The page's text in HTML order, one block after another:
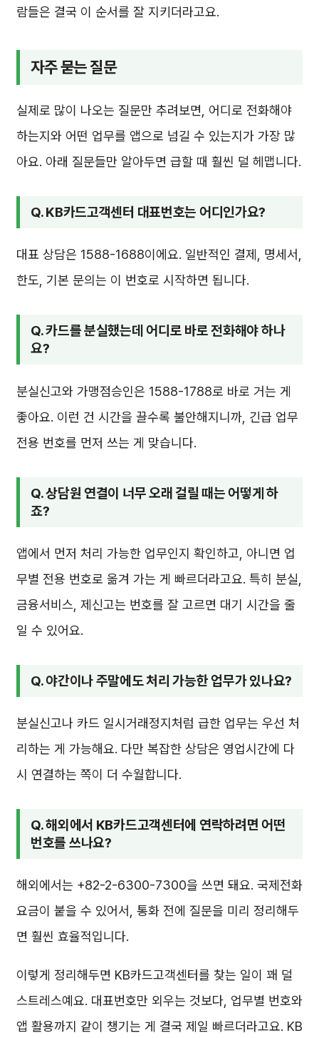
람들은 결국 이 순서를 잘 지키더라고요.
자주 묻는 질문
실제로 많이 나오는 질문만 추려보면, 어디로 전화해야
하는지와 어떤 업무를 앱으로 넘길 수 있는지가 가장 많
아요. 아래 질문들만 알아두면 급할 때 훨씬 덜 헤맵니다.
Q. KB카드고객센터 대표번호는 어디인가요?
대표 상담은 1588-1688이에요. 일반적인 결제, 명세서,
한도, 기본 문의는 이 번호로 시작하면 됩니다.
Q. 카드를 분실했는데 어디로 바로 전화해야 하나
요?
분실신고와 가맹점승인은 1588-1788로 바로 거는 게
좋아요. 이런 건 시간을 끌수록 불안해지니까, 긴급 업무
전용 번호를 먼저 쓰는 게 맞습니다.
Q. 상담원 연결이 너무 오래 걸릴 때는 어떻게 하
죠?
앱에서 먼저 처리 가능한 업무인지 확인하고, 아니면 업
무별 전용 번호로 옮겨 가는 게 빠르더라고요. 특히 분실,
금융서비스, 제신고는 번호를 잘 고르면 대기 시간을 줄
일 수 있어요.
Q. 야간이나 주말에도 처리 가능한 업무가 있나요?
분실신고나 카드 일시거래정지처럼 급한 업무는 우선 처
리하는 게 가능해요. 다만 복잡한 상담은 영업시간에 다
시 연결하는 쪽이 더 수월합니다.
Q. 해외에서 KB카드고객센터에 연락하려면 어떤
번호를 쓰나요?
해외에서는 +82-2-6300-7300을 쓰면 돼요. 국제전화
요금이 붙을 수 있어서, 통화 전에 질문을 미리 정리해두
면 훨씬 효율적입니다.
이렇게 정리해두면 KB카드고객센터를 찾는 일이 꽤 덜
스트레스예요. 대표번호만 외우는 것보다, 업무별 번호와
앱 활용까지 같이 챙기는 게 결국 제일 빠르더라고요. KB